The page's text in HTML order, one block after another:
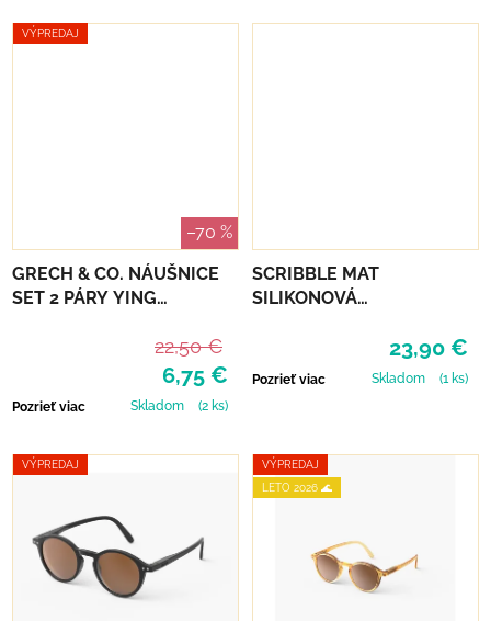
VÝPREDAJ
–70 %
GRECH & CO. NÁUŠNICE
SET 2 PÁRY YING
6,75 €
22,50 €
Pozrieť viac Skladom (2 ks)
SCRIBBLE MAT
SILIKONOVÁ
23,90 €
Pozrieť viac Skladom (1 ks)
VÝPREDAJ
VÝPREDAJ
LETO 2026 🌊